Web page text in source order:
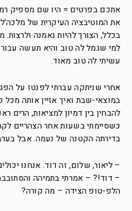
אתכם בפרטים = היו שם מספיק
את המוטיבציה העיקרית של
בכלל, הצורך להיות נאמנה ולרצות.
למי שגמל לה טוב והיא תעשה
עשיתי לה טוב מאוד.
אחרי שניתקה עברתי לפנטז על
במוצאי-שבת ואיך אזיין אותה מכל
להבחין בין דמיון למציאות, הרים
כשסיימתי בשעות אחר הצהריים
בדירתה הקטנה של נעמה. אבל
– ליאור, שלום, זה דוד. אנחנו
– דוד!? – אמרתי בתמיהה
הלפ-טופ הצידה – מה קורה?